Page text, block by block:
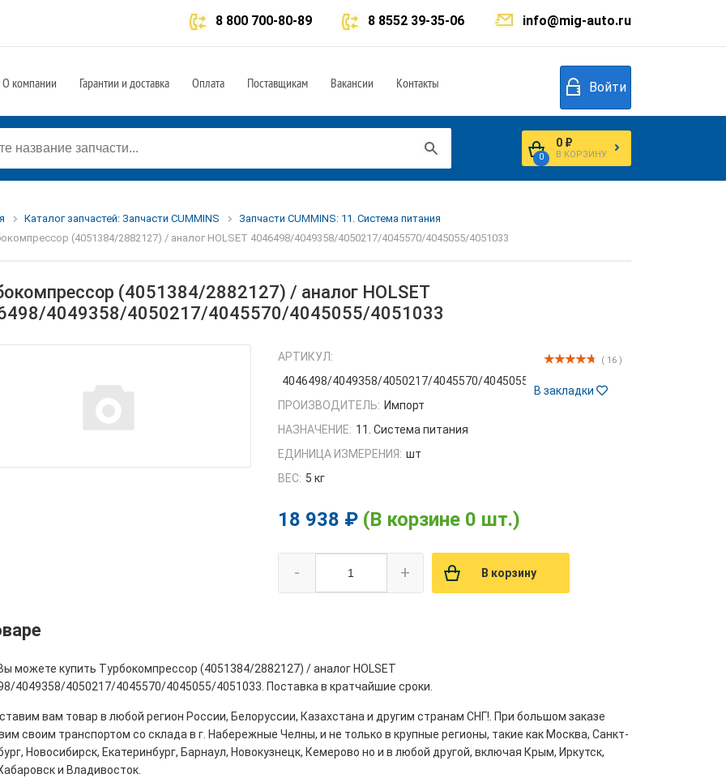
info@mig-auto.ru
8 8552 39-35-06
8 800 700-80-89
О компании Гарантии и доставка Оплата Поставщикам Вакансии Контакты Войти
0
0 ₽
В КОРЗИНУ
Каталог запчастей: Запчасти CUMMINS
Запчасти CUMMINS: 11. Система питания
(4051384/2882127) / аналог HOLSET 4046498/4049358/4050217/4045570/4045055/4051033
(4051384/2882127) / аналог HOLSET
4049358/4050217/4045570/4045055/4051033
( 16 )
В закладки
АРТИКУЛ:
4046498/4049358/4050217/4045570/4045055/4051033
ПРОИЗВОДИТЕЛЬ: Импорт
НАЗНАЧЕНИЕ: 11. Система питания
ЕДИНИЦА ИЗМЕРЕНИЯ: шт
ВЕС: 5 кг
18 938 ₽ (В корзине 0 шт.)
- + В корзину
можете купить Турбокомпрессор (4051384/2882127) / аналог HOLSET
4049358/4050217/4045570/4045055/4051033. Поставка в кратчайшие сроки.
вам товар в любой регион России, Белоруссии, Казахстана и другим странам СНГ!. При большом заказе
своим транспортом со склада в г. Набережные Челны, и не только в крупные регионы, такие как Москва, Санкт-
Новосибирск, Екатеринбург, Барнаул, Новокузнецк, Кемерово но и в любой другой, включая Крым, Иркутск,
и Владивосток.